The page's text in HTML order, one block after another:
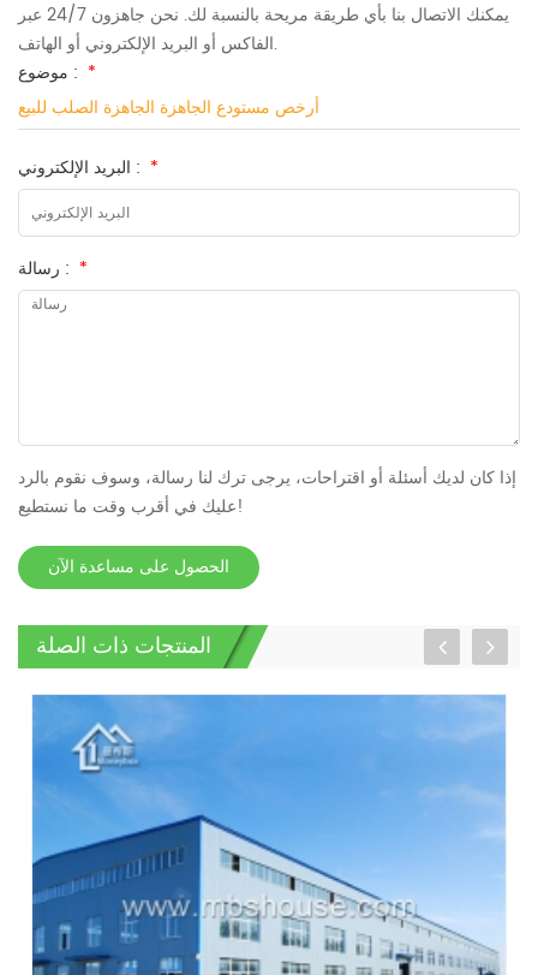
يمكنك الاتصال بنا بأي طريقة مريحة بالنسبة لك. نحن جاهزون 24/7 عبر
الفاكس أو البريد الإلكتروني أو الهاتف.
موضوع : *
أرخص مستودع الجاهزة الجاهزة الصلب للبيع
البريد الإلكتروني : *
رسالة : *
إذا كان لديك أسئلة أو اقتراحات، يرجى ترك لنا رسالة، وسوف نقوم بالرد
عليك في أقرب وقت ما نستطيع!
الحصول على مساعدة الآن
المنتجات ذات الصلة